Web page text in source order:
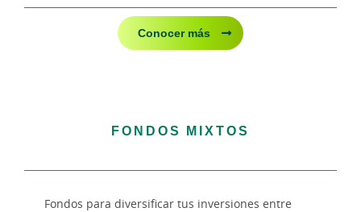
Conocer más
FONDOS MIXTOS
Fondos para diversificar tus inversiones entre